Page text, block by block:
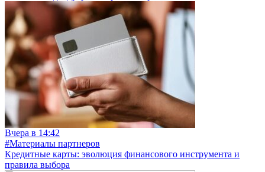
Вчера в 14:42
#Материалы партнеров
Кредитные карты: эволюция финансового инструмента и
правила выбора